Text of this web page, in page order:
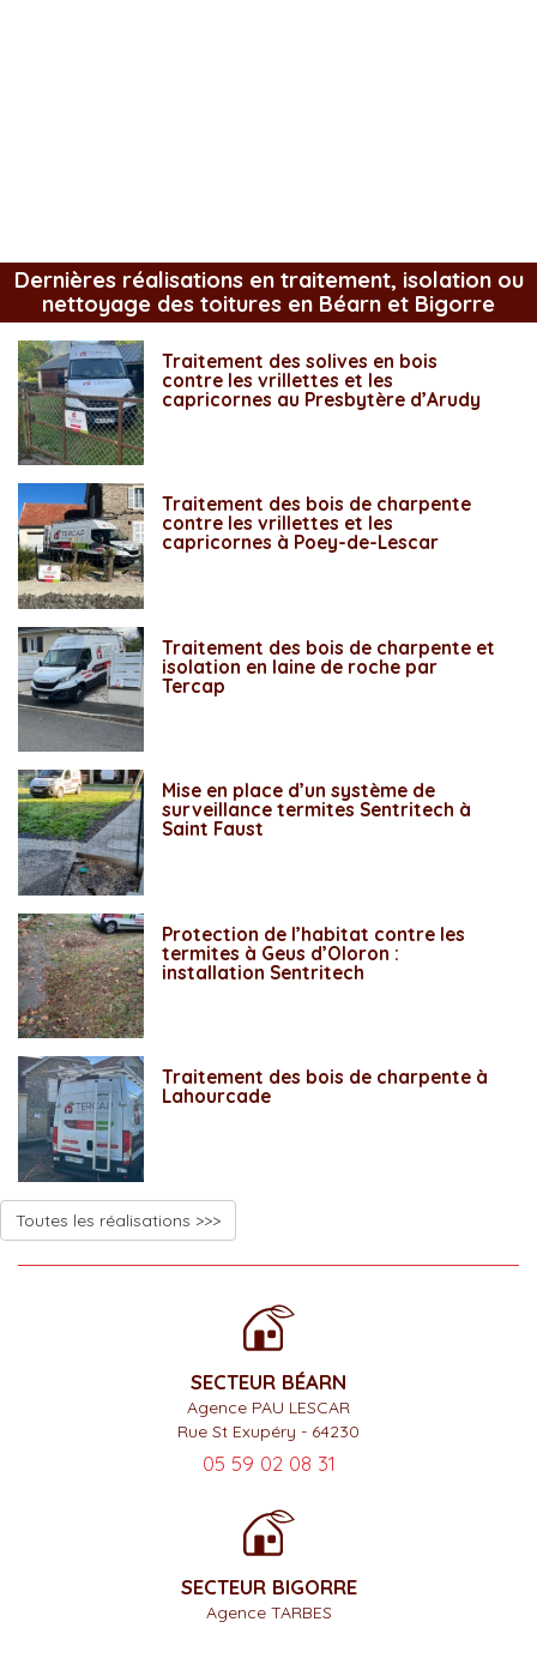
Dernières réalisations en traitement, isolation ou
nettoyage des toitures en Béarn et Bigorre
Traitement des solives en bois
contre les vrillettes et les
capricornes au Presbytère d’Arudy
Traitement des bois de charpente
contre les vrillettes et les
capricornes à Poey-de-Lescar
Traitement des bois de charpente et
isolation en laine de roche par
Tercap
Mise en place d’un système de
surveillance termites Sentritech à
Saint Faust
Protection de l’habitat contre les
termites à Geus d’Oloron :
installation Sentritech
Traitement des bois de charpente à
Lahourcade
Toutes les réalisations >>>
SECTEUR BÉARN
Agence PAU LESCAR
Rue St Exupéry - 64230
05 59 02 08 31
SECTEUR BIGORRE
Agence TARBES